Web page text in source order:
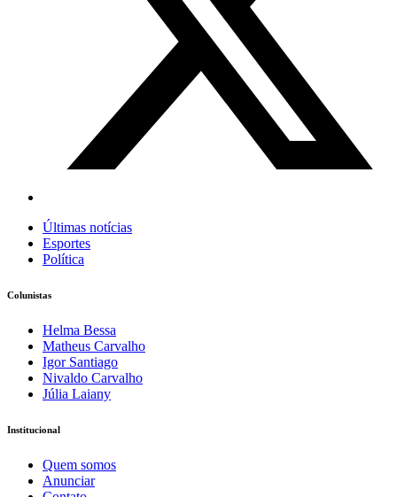
Últimas notícias
Esportes
Política
Colunistas
Helma Bessa
Matheus Carvalho
Igor Santiago
Nivaldo Carvalho
Júlia Laiany
Institucional
Quem somos
Anunciar